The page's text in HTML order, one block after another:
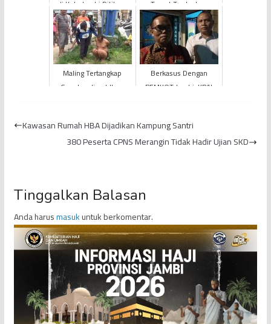
di Kota Jambi Ditikam
Orang Tak Dikenal
Target Tuntaskan
Skandal Jiwasraya
Maling Tertangkap
Gunakan Jimat Ilmu
Berkasus Dengan
PEMKOT Jambi, KPAI
Ancaman Terhada...
Kawasan Rumah HBA Dijadikan Kampung Santri
380 Peserta CPNS Merangin Tidak Hadir Ujian SKD
Tinggalkan Balasan
Anda harusmasukuntuk berkomentar.